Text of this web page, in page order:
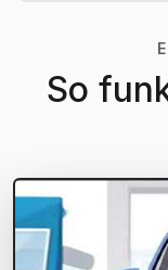
So